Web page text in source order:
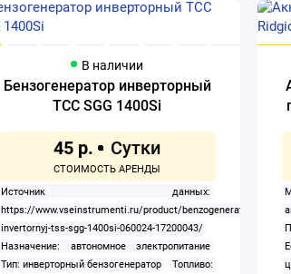
В наличии
Бензогенератор инверторный
ТСС SGG 1400Si
45 р.
Источник данных:
https://www.vseinstrumenti.ru/product/benzogenerator-
invertornyj-tss-sgg-1400si-060024-17200043/
Назначение: автономное электропитание
Тип: инверторный бензогенератор
Топливо: